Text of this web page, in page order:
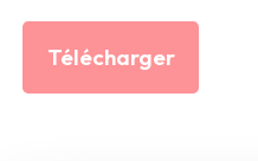
Télécharger